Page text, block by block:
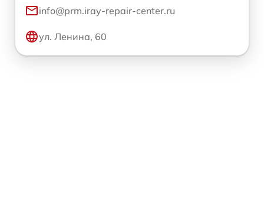
info@prm.iray-repair-center.ru
ул. Ленина, 60